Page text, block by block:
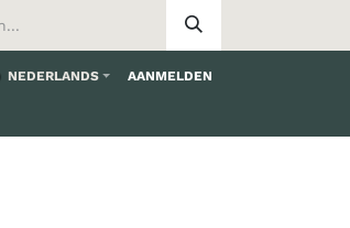
NEDERLANDS AANMELDEN